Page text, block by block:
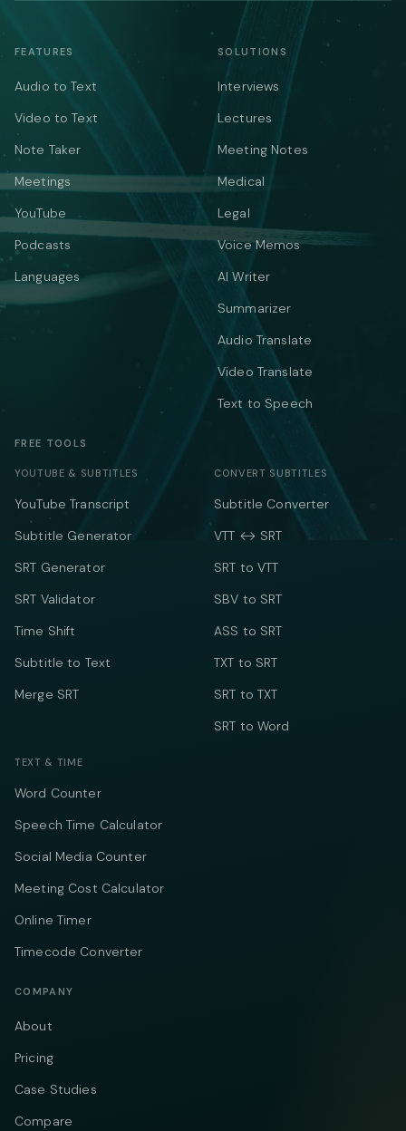
FEATURES
Audio to Text
Video to Text
Note Taker
Meetings
YouTube
Podcasts
Languages
SOLUTIONS
Interviews
Lectures
Meeting Notes
Medical
Legal
Voice Memos
AI Writer
Summarizer
Audio Translate
Video Translate
Text to Speech
FREE TOOLS
YOUTUBE & SUBTITLES
YouTube Transcript
Subtitle Generator
SRT Generator
SRT Validator
Time Shift
Subtitle to Text
Merge SRT
CONVERT SUBTITLES
Subtitle Converter
VTT ↔ SRT
SRT to VTT
SBV to SRT
ASS to SRT
TXT to SRT
SRT to TXT
SRT to Word
TEXT & TIME
Word Counter
Speech Time Calculator
Social Media Counter
Meeting Cost Calculator
Online Timer
Timecode Converter
COMPANY
About
Pricing
Case Studies
Compare